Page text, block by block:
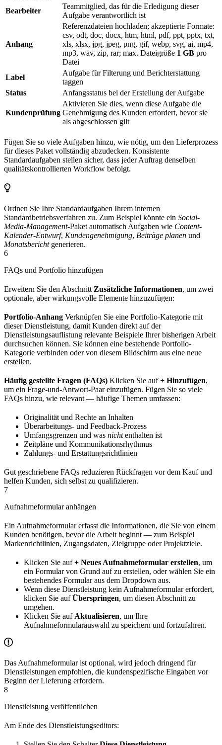
Bearbeiter
Teammitglied, das für die Erledigung dieser
Aufgabe verantwortlich ist
Anhang
Referenzdateien hochladen; akzeptierte Formate:
csv, odt, doc, docx, htm, html, pdf, ppt, pptx, txt,
xls, xlsx, jpg, jpeg, png, gif, webp, svg, ai, mp4,
mp3, wav, zip, rar; max. Dateigröße 1 GB pro
Datei
Label
Aufgabe für Filterung und Berichterstattung
taggen
Status
Anfangsstatus bei der Erstellung der Aufgabe
Kundenprüfung
Aktivieren Sie dies, wenn diese Aufgabe die
Genehmigung des Kunden erfordert, bevor sie
als abgeschlossen gilt
Fügen Sie so viele Aufgaben hinzu, wie nötig, um den Lieferprozess
für dieses Paket vollständig abzudecken. Konsistente
Standardaufgaben stellen sicher, dass jeder Auftrag denselben
qualitätskontrollierten Workflow befolgt.
Ordnen Sie Ihre Standardaufgaben Ihrem internen
Standardbetriebsverfahren zu. Zum Beispiel könnte ein Social-
Media-Management-Paket automatisch Aufgaben wie Content-
Kalender-Entwurf, Kundengenehmigung, Beiträge planen und
Monatsberichtgenerieren.
6
FAQs und Portfolio hinzufügen
Erweitern Sie den Abschnitt Zusätzliche Informationen, um zwei
optionale, aber wirkungsvolle Elemente hinzuzufügen:
Portfolio-Anhang Verknüpfen Sie eine Portfolio-Kategorie mit
dieser Dienstleistung, damit Kunden direkt auf der
Dienstleistungsauflistung relevante Beispiele Ihrer bisherigen Arbeit
durchsuchen können. Sie können eine bestehende Portfolio-
Kategorie verbinden oder von diesem Bildschirm aus eine neue
erstellen.
Häufig gestellte Fragen (FAQs) Klicken Sie auf+ Hinzufügen,
um ein Frage-und-Antwort-Paar einzufügen. Fügen Sie so viele
FAQs hinzu, wie relevant — häufige Themen umfassen:
Originalität und Rechte an Inhalten
Überarbeitungs- und Feedback-Prozess
Umfangsgrenzen und was nichtenthalten ist
Zeitpläne und Kommunikationsrhythmus
Zahlungs- und Erstattungsrichtlinien
Gut geschriebene FAQs reduzieren Rückfragen vor dem Kauf und
helfen Kunden, sich selbst zu qualifizieren.
7
Aufnahmeformular anhängen
Ein Aufnahmeformular erfasst die Informationen, die Sie von einem
Kunden benötigen, bevor die Arbeit beginnt — zum Beispiel
Markenrichtlinien, Zugangsdaten, Zielgruppe oder Projektziele.
Klicken Sie auf+ Neues Aufnahmeformular erstellen, um
ein Formular von Grund auf zu erstellen, oder wählen Sie ein
bestehendes Formular aus dem Dropdown aus.
Wenn diese Dienstleistung kein Aufnahmeformular erfordert,
klicken Sie aufÜberspringen, um diesen Abschnitt zu
umgehen.
Klicken Sie auf Aktualisieren, um Ihre
Aufnahmeformularauswahl zu speichern und fortzufahren.
Das Aufnahmeformular ist optional, wird jedoch dringend für
Dienstleistungen empfohlen, die kundenspezifische Eingaben vor
Beginn der Lieferung erfordern.
8
Dienstleistung veröffentlichen
Am Ende des Dienstleistungseditors: